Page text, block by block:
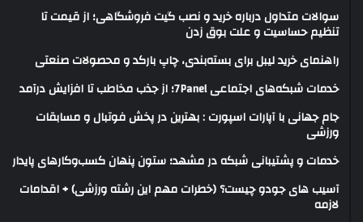
سوالات متداول درباره خرید و نصب گیت فروشگاهی؛ از قیمت تا
تنظیم حساسیت و علت بوق زدن
راهنمای خرید لیبل برای بسته‌بندی، چاپ بارکد و محصولات صنعتی
خدمات شبکه‌های اجتماعی 7Panel؛ از جذب مخاطب تا افزایش درآمد
جام جهانی با آپارات اسپورت : بهترین در پخش فوتبال و مسابقات
ورزشی
خدمات و پشتیبانی شبکه در مشهد؛ ستون پنهان کسب‌وکارهای پایدار
آسیب های جودو چیست؟ (خطرات مهم این رشته ورزشی) + اقدامات
لازمه